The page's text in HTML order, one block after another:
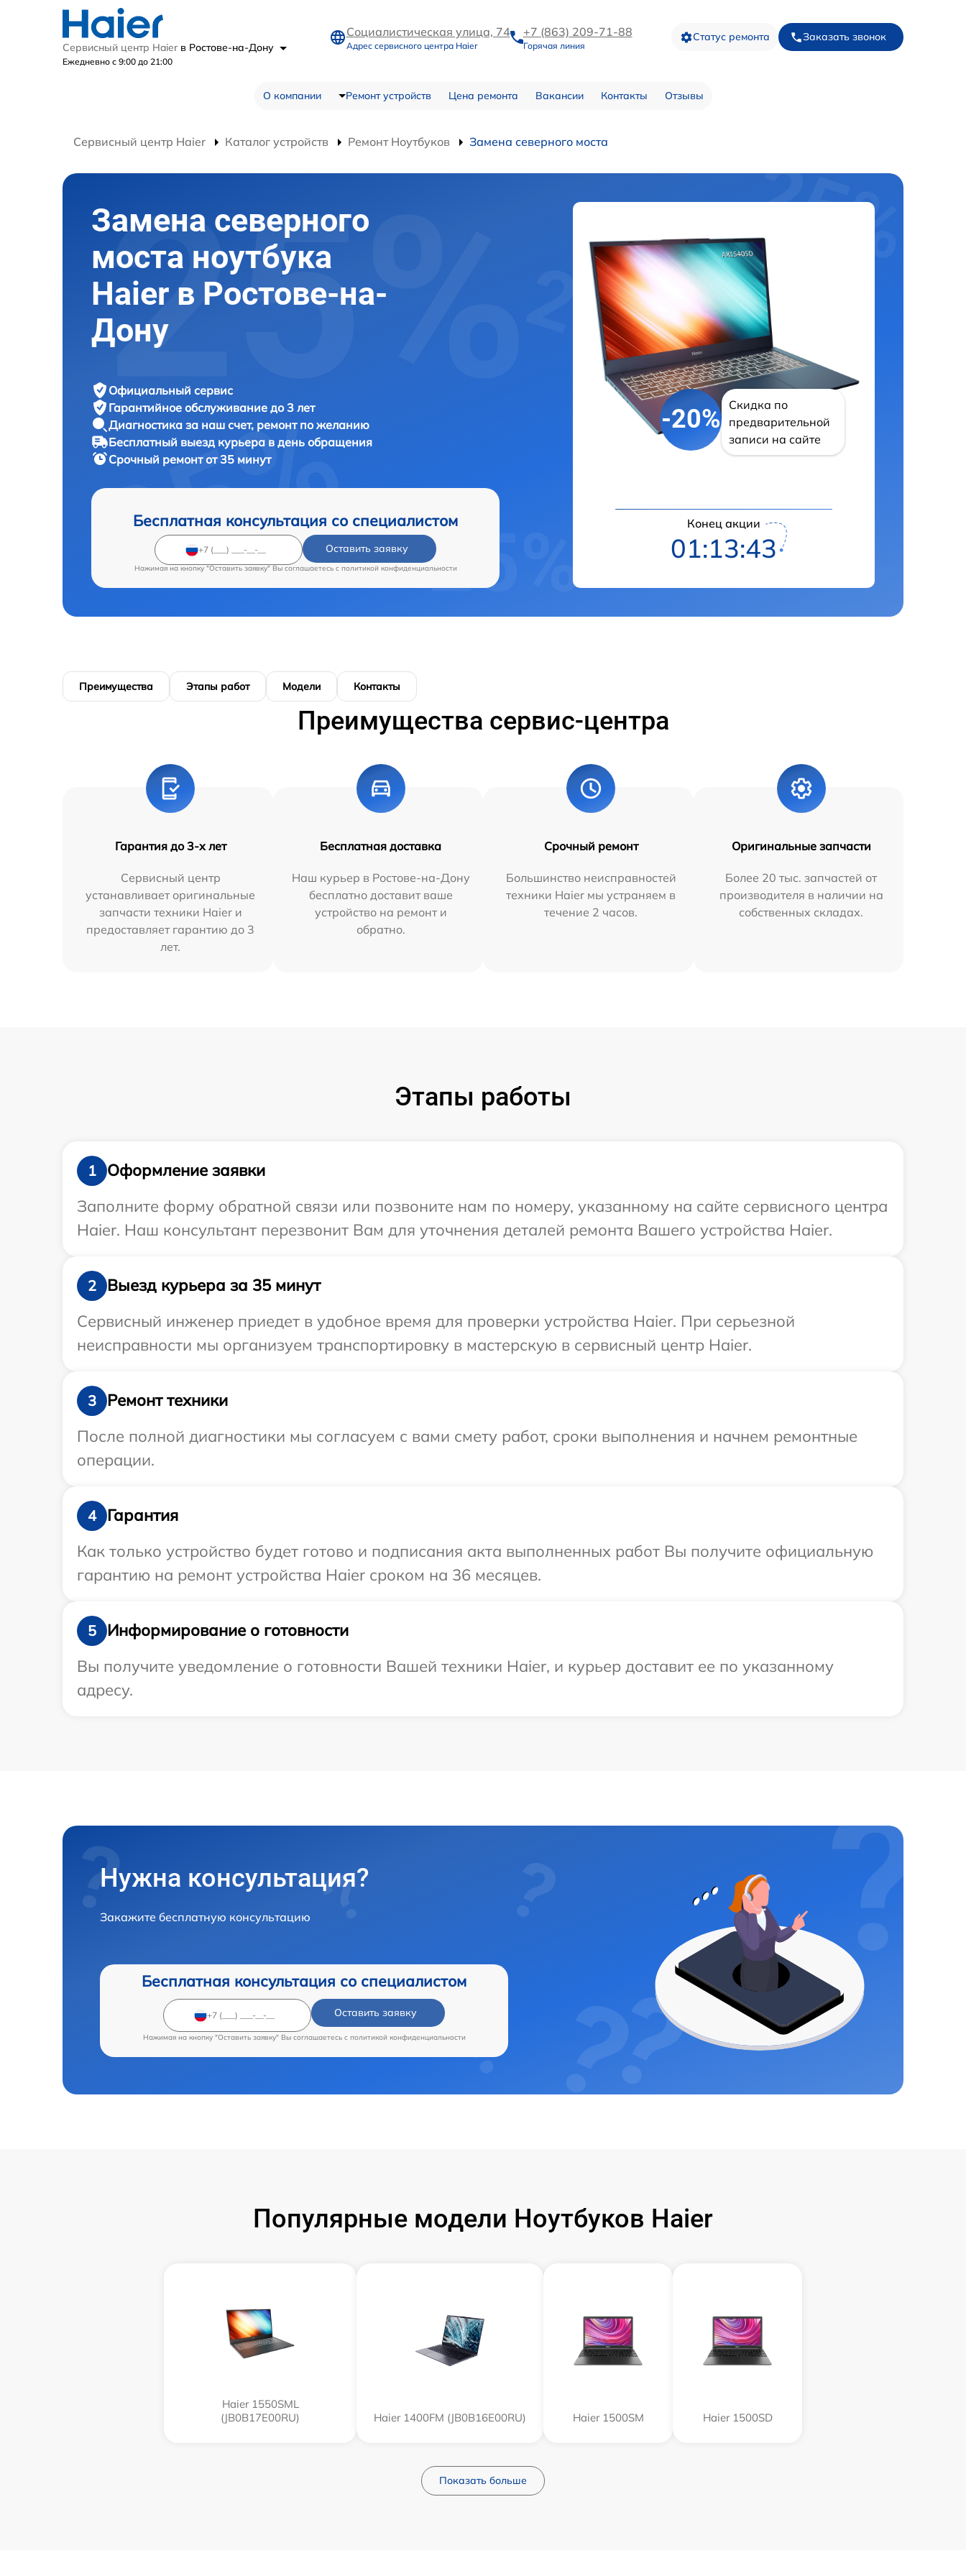
Сервисный центр Haier в Ростове-на-Дону
Ежедневно с 9:00 до 21:00
Социалистическая улица, 74
Адрес сервисного центра Haier
+7 (863) 209-71-88
Горячая линия
Статус ремонта Заказать звонок
О компании Ремонт устройств Цена ремонта Вакансии Контакты Отзывы
Сервисный центр Haier Каталог устройств Ремонт Ноутбуков Замена северного моста
Замена северного
моста ноутбука
Haier в Ростове-на-
Дону
Официальный сервис
Гарантийное обслуживание до 3 лет
Диагностика за наш счет, ремонт по желанию
Бесплатный выезд курьера в день обращения
Срочный ремонтот 35 минут
Бесплатная консультация со специалистом
Оставить заявку
Нажимая на кнопку "Оставить заявку" Вы соглашаетесь c политикой конфиденциальности
-20%
Скидка по
предварительной
записи на сайте
Конец акции
01:13:42
Преимущества Этапы работ Модели Контакты
Преимущества сервис-центра
Гарантия до 3-х лет
Сервисный центр
устанавливает оригинальные
запчасти техники Haier и
предоставляет гарантию до 3
лет.
Бесплатная доставка
Наш курьер в Ростове-на-Дону
бесплатно доставит ваше
устройство на ремонт и
обратно.
Срочный ремонт
Большинство неисправностей
техники Haier мы устраняем в
течение 2 часов.
Оригинальные запчасти
Более 20 тыс. запчастей от
производителя в наличии на
собственных складах.
Этапы работы
1
Оформление заявки
Заполните форму обратной связи или позвоните нам по номеру, указанному на сайте сервисного центра
Haier. Наш консультант перезвонит Вам для уточнения деталей ремонта Вашего устройства Haier.
2
Выезд курьера за 35 минут
Сервисный инженер приедет в удобное время для проверки устройства Haier. При серьезной
неисправности мы организуем транспортировку в мастерскую в сервисный центр Haier.
3
Ремонт техники
После полной диагностики мы согласуем с вами смету работ, сроки выполнения и начнем ремонтные
операции.
4
Гарантия
Как только устройство будет готово и подписания акта выполненных работ Вы получите официальную
гарантию на ремонт устройства Haier сроком на 36 месяцев.
5
Информирование о готовности
Вы получите уведомление о готовности Вашей техники Haier, и курьер доставит ее по указанному
адресу.
Нужна консультация?
Закажите бесплатную консультацию
Бесплатная консультация со специалистом
Оставить заявку
Нажимая на кнопку "Оставить заявку" Вы соглашаетесь c политикой конфиденциальности
Популярные модели Ноутбуков Haier
Haier 1550SML
(JB0B17E00RU)
Haier 1400FM (JB0B16E00RU) Haier 1500SM Haier 1500SD
Показать больше